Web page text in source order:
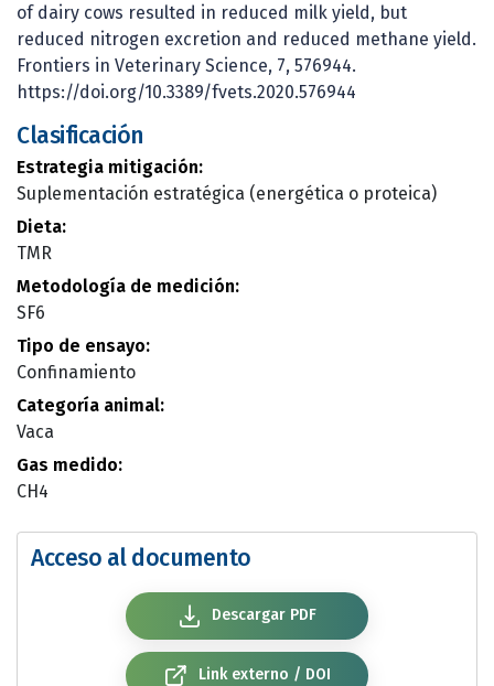
of dairy cows resulted in reduced milk yield, but
reduced nitrogen excretion and reduced methane yield.
Frontiers in Veterinary Science, 7, 576944.
https://doi.org/10.3389/fvets.2020.576944
Clasificación
Estrategia mitigación:
Suplementación estratégica (energética o proteica)
Dieta:
TMR
Metodología de medición:
SF6
Tipo de ensayo:
Confinamiento
Categoría animal:
Vaca
Gas medido:
CH4
Acceso al documento
Descargar PDF
Link externo / DOI